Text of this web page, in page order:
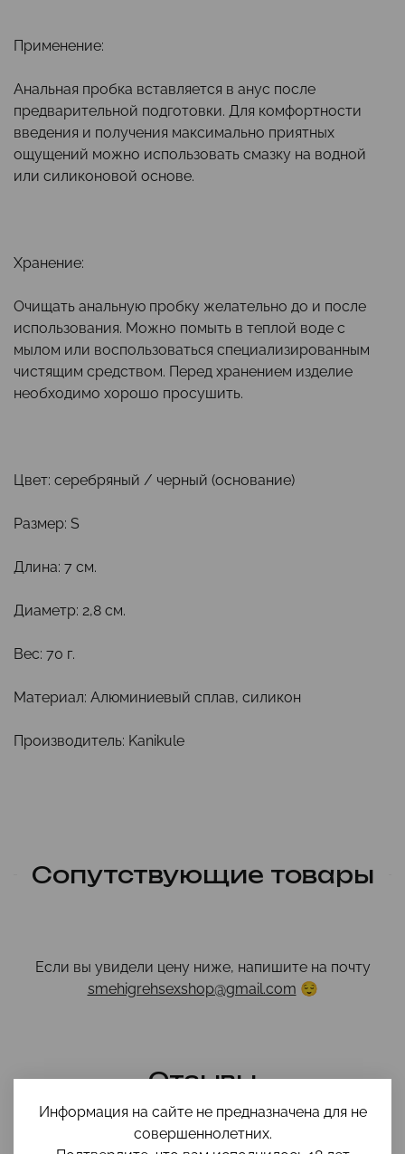
Применение:
Анальная пробка вставляется в анус после
предварительной подготовки. Для комфортности
введения и получения максимально приятных
ощущений можно использовать смазку на водной
или силиконовой основе.
Хранение:
Очищать анальную пробку желательно до и после
использования. Можно помыть в теплой воде с
мылом или воспользоваться специализированным
чистящим средством. Перед хранением изделие
необходимо хорошо просушить.
Цвет: серебряный / черный (основание)
Размер: S
Длина: 7 см.
Диаметр: 2,8 см.
Вес: 70 г.
Материал: Алюминиевый сплав, силикон
Производитель: Kanikule
Сопутствующие товары
Если вы увидели цену ниже, напишите на почту
smehigrehsexshop@gmail.com 😌
Отзывы
Информация на сайте не предназначена для не
совершеннолетних.